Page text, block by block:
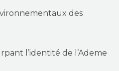
des
l’identité de l’Ademe